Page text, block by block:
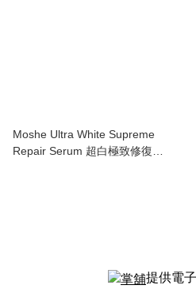
Moshe Ultra White Supreme
Repair Serum 超白極致修復原
提供電